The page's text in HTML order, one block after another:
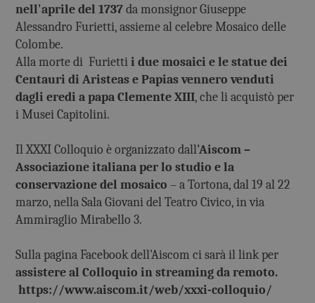
nell'aprile del 1737da monsignor Giuseppe
Alessandro Furietti, assieme al celebre Mosaico delle
Colombe.
Alla morte di Furiettii due mosaici e le statue dei
Centauri di Aristeas e Papias vennero venduti
dagli eredi a papa Clemente XIII, che li acquistò per
i Musei Capitolini.
Il XXXI Colloquio è organizzato dall'Aiscom –
Associazione italiana per lo studio e la
conservazione del mosaico – a Tortona, dal 19 al 22
marzo, nella Sala Giovani del Teatro Civico, in via
Ammiraglio Mirabello 3.
Sulla pagina Facebook dell'Aiscom ci sarà il link per
assistere al Colloquio in streaming da remoto.
https://www.aiscom.it/web/xxxi-colloquio/